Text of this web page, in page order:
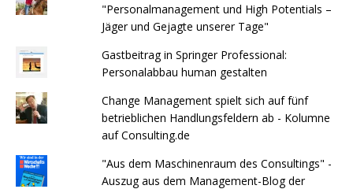
"Personalmanagement und High Potentials –
Jäger und Gejagte unserer Tage"
Gastbeitrag in Springer Professional:
Personalabbau human gestalten
Change Management spielt sich auf fünf
betrieblichen Handlungsfeldern ab - Kolumne
auf Consulting.de
"Aus dem Maschinenraum des Consultings" -
Auszug aus dem Management-Blog der